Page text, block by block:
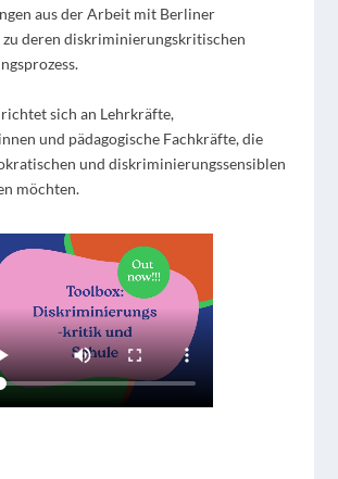
aus der Arbeit mit Berliner
deren diskriminierungskritischen
sich an Lehrkräfte,
und pädagogische Fachkräfte, die
und diskriminierungssensiblen
möchten.